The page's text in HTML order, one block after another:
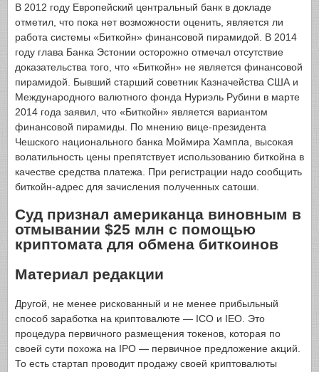
В 2012 году Европейский центральный банк в докладе
отметил, что пока нет возможности оценить, является ли
работа системы «Биткойн» финансовой пирамидой. В 2014
году глава Банка Эстонии осторожно отмечал отсутствие
доказательства того, что «Биткойн» не является финансовой
пирамидой. Бывший старший советник Казначейства США и
Международного валютного фонда Нуриэль Рубини в марте
2014 года заявил, что «Биткойн» является вариантом
финансовой пирамиды. По мнению вице-президента
Чешского национального банка Моймира Хампла, высокая
волатильность цены препятствует использованию биткойна в
качестве средства платежа. При регистрации надо сообщить
биткойн-адрес для зачисления полученных сатоши.
Суд признал американца виновным в
отмывании $25 млн с помощью
криптомата для обмена биткоинов
Материал редакции
Другой, не менее рискованный и не менее прибыльный
способ заработка на криптовалюте — ICO и IEO. Это
процедура первичного размещения токенов, которая по
своей сути похожа на IPO — первичное предложение акций.
То есть стартап проводит продажу своей криптовалюты